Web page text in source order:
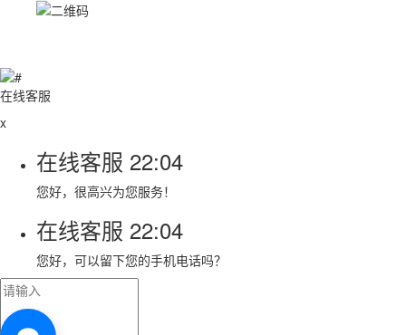
在线客服
x
在线客服 22:04
您好，很高兴为您服务！
在线客服 22:04
您好，可以留下您的手机电话吗？